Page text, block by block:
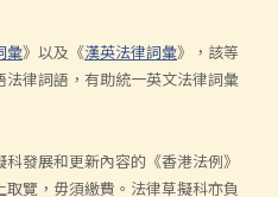
彙》以及《漢英法律詞彙》，該等
律詞語，有助統一英文法律詞彙
發展和更新內容的《香港法例》
覽，毋須繳費。法律草擬科亦負